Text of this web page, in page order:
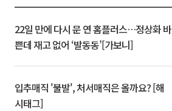
22일 만에 다시 문 연 홈플러스…정상화 바
쁜데 재고 없어 ‘발동동’[가보니]
입추매직 '불발', 처서매직은 올까요? [해
시태그]